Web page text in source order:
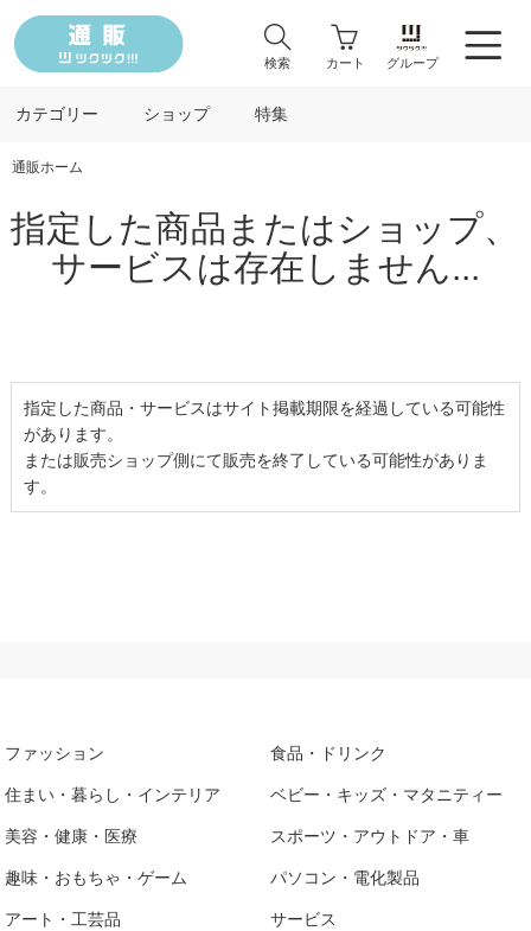
検索 カート グループ
カテゴリー ショップ 特集
通販ホーム
指定した商品またはショップ、
サービスは存在しません...
指定した商品・サービスはサイト掲載期限を経過している可能性
があります。
または販売ショップ側にて販売を終了している可能性がありま
す。
ファッション 食品・ドリンク
住まい・暮らし・インテリア ベビー・キッズ・マタニティー
美容・健康・医療 スポーツ・アウトドア・車
趣味・おもちゃ・ゲーム パソコン・電化製品
アート・工芸品 サービス